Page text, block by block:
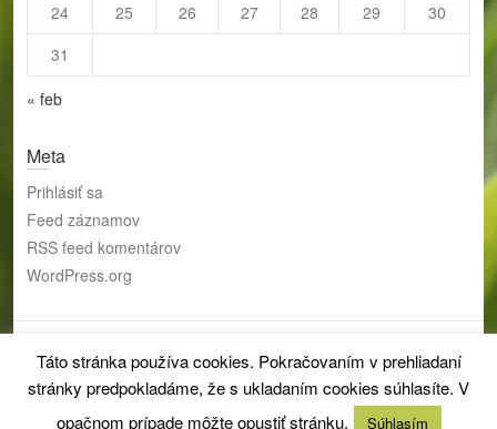
24
25 26 27 28 29
30
31
« feb
Meta
Prihlásiť sa
Feed záznamov
RSS feed komentárov
WordPress.org
Copyright © 2026Zariadenie pre seniorov a domov sociálnych
služieb mesta Liptovský Mikuláš | Theme by: Theme Horse| Proudly
Táto stránka používa cookies. Pokračovaním v prehliadaní
stránky predpokladáme, že s ukladaním cookies súhlasíte. V
opačnom prípade môžte opustiť stránku.
Súhlasím